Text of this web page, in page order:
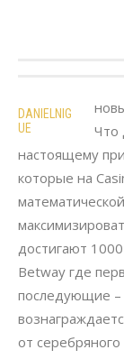
DANIELNIG
UE
Что
настоящему
которые на
достигают
Betway где
последующие –
от